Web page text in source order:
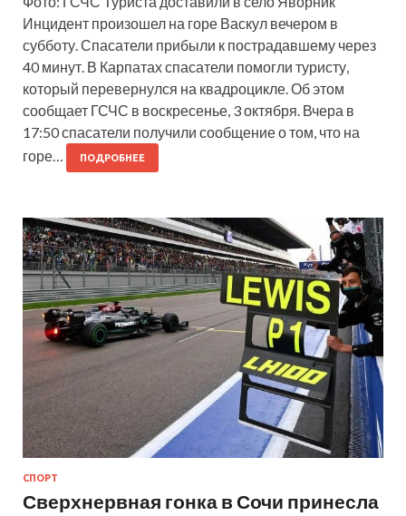
Инцидент произошел на горе Васкул вечером в
субботу. Спасатели прибыли к пострадавшему через
40 минут. В Карпатах спасатели помогли туристу,
который перевернулся на квадроцикле. Об этом
сообщает ГСЧС в воскресенье, 3 октября. Вчера в
17:50 спасатели получили сообщение о том, что на
горе…
ПОДРОБНЕЕ
СПОРТ
Сверхнервная гонка в Сочи принесла